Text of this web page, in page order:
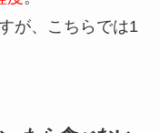
が、こちらでは1